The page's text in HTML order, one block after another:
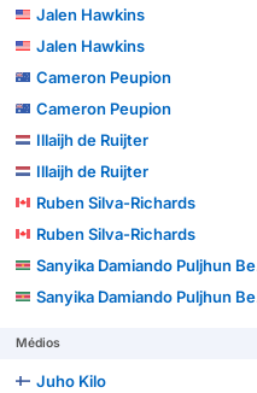
Jalen Hawkins
Jalen Hawkins
Cameron Peupion
Cameron Peupion
Illaijh de Ruijter
Illaijh de Ruijter
Ruben Silva-Richards
Ruben Silva-Richards
Sanyika Damiando Puljhun Bergtop
Sanyika Damiando Puljhun Bergtop
Médios
Juho Kilo